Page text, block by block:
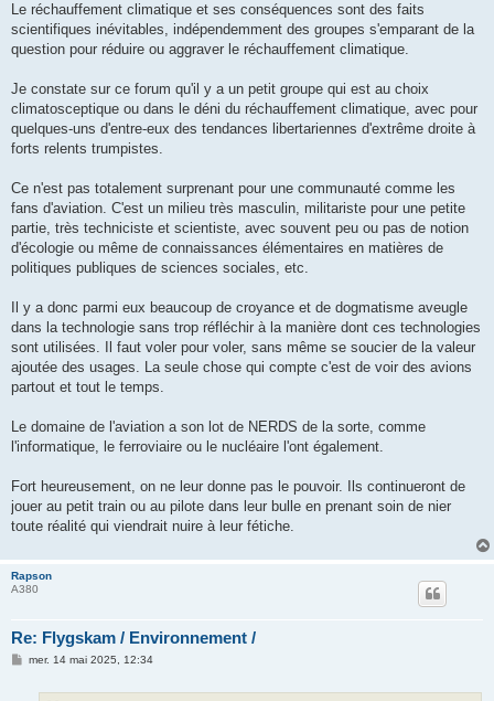
Le réchauffement climatique et ses conséquences sont des faits
scientifiques inévitables, indépendemment des groupes s'emparant de la
question pour réduire ou aggraver le réchauffement climatique.
Je constate sur ce forum qu'il y a un petit groupe qui est au choix
climatosceptique ou dans le déni du réchauffement climatique, avec pour
quelques-uns d'entre-eux des tendances libertariennes d'extrême droite à
forts relents trumpistes.
Ce n'est pas totalement surprenant pour une communauté comme les
fans d'aviation. C'est un milieu très masculin, militariste pour une petite
partie, très techniciste et scientiste, avec souvent peu ou pas de notion
d'écologie ou même de connaissances élémentaires en matières de
politiques publiques de sciences sociales, etc.
Il y a donc parmi eux beaucoup de croyance et de dogmatisme aveugle
dans la technologie sans trop réfléchir à la manière dont ces technologies
sont utilisées. Il faut voler pour voler, sans même se soucier de la valeur
ajoutée des usages. La seule chose qui compte c'est de voir des avions
partout et tout le temps.
Le domaine de l'aviation a son lot de NERDS de la sorte, comme
l'informatique, le ferroviaire ou le nucléaire l'ont également.
Fort heureusement, on ne leur donne pas le pouvoir. Ils continueront de
jouer au petit train ou au pilote dans leur bulle en prenant soin de nier
toute réalité qui viendrait nuire à leur fétiche.
Rapson
A380
Re: Flygskam / Environnement /
Mmer. 14 mai 2025, 12:34